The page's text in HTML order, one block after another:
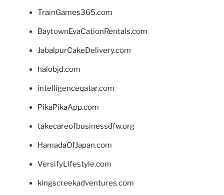
TrainGames365.com
BaytownEvaCationRentals.com
JabalpurCakeDelivery.com
halobjd.com
intelligenceqatar.com
PikaPikaApp.com
takecareofbusinessdfw.org
HamadaOfJapan.com
VersifyLifestyle.com
kingscreekadventures.com